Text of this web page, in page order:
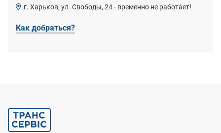
г. Харьков, ул. Свободы, 24 - временно не работает!
Как добраться?